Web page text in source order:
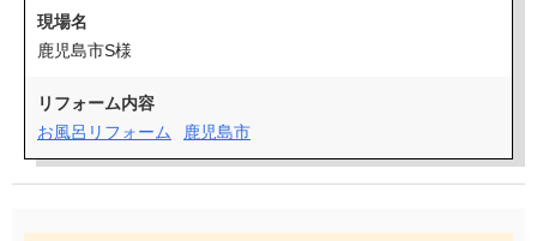
現場名
鹿児島市S様
リフォーム内容
お風呂リフォーム
鹿児島市